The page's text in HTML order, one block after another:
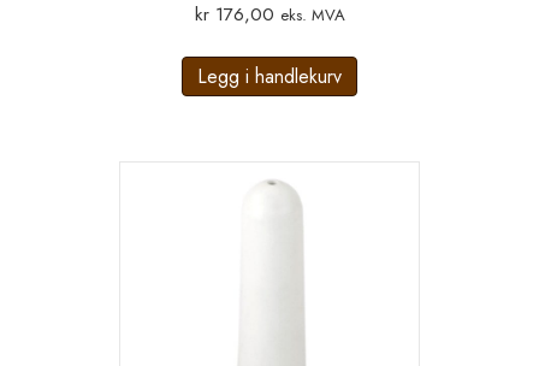
kr176,00 eks. MVA
Legg i handlekurv